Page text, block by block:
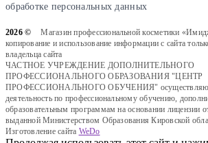
обработке персональных данных
2026 ©
Магазин профессиональной косметики
копирование и использование информации с сайта
владельца сайта
ЧАСТНОЕ УЧРЕЖДЕНИЕ ДОПОЛНИТЕЛЬНОГО
ПРОФЕССИОНАЛЬНОГО ОБРАЗОВАНИЯ "ЦЕНТР
ПРОФЕССИОНАЛЬНОГО ОБУЧЕНИЯ"
деятельность по профессиональному обучению,
образовательным программам на основании лицензии
выданной Министерством Образования Кировской
Изготовление сайта WeDo